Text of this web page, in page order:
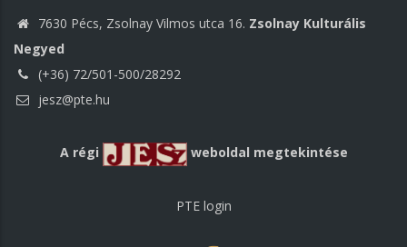
7630 Pécs, Zsolnay Vilmos utca 16. Zsolnay Kulturális
Negyed
(+36) 72/501-500/28292
jesz@pte.hu
A régi weboldal megtekintése
PTE login